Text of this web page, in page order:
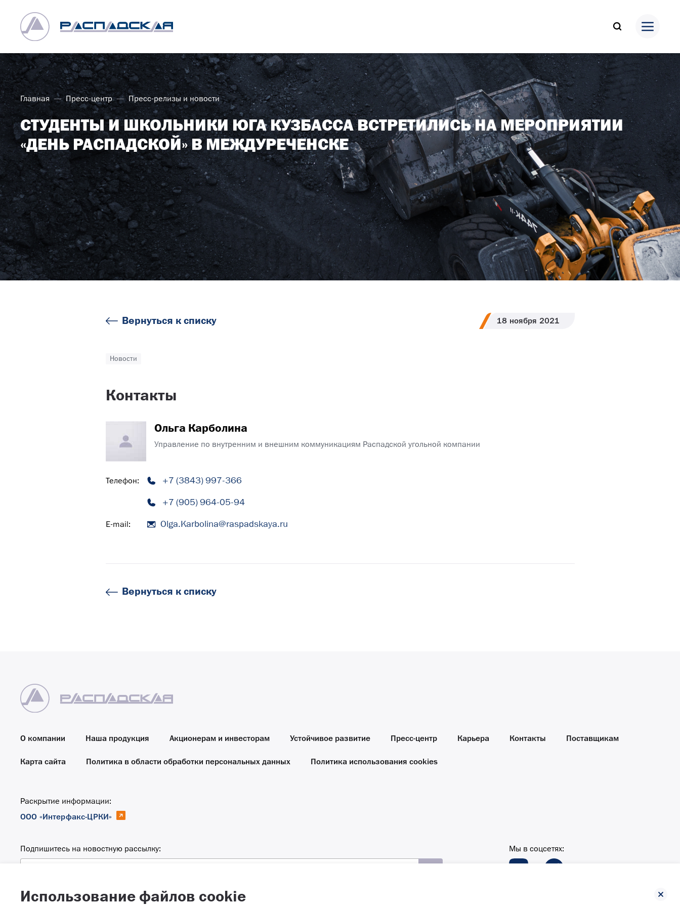
Главная Пресс-центр Пресс-релизы и новости
СТУДЕНТЫ И ШКОЛЬНИКИ ЮГА КУЗБАССА ВСТРЕТИЛИСЬ НА МЕРОПРИЯТИИ
«ДЕНЬ РАСПАДСКОЙ» В МЕЖДУРЕЧЕНСКЕ
Вернуться к списку 18 ноября 2021
Новости
Контакты
Ольга Карболина
Управление по внутренним и внешним коммуникациям Распадской угольной компании
Телефон:
+7 (3843) 997-366
+7 (905) 964-05-94
E-mail: Olga.Karbolina@raspadskaya.ru
Вернуться к списку
О компании Наша продукция Акционерам и инвесторам Устойчивое развитие Пресс-центр Карьера Контакты Поставщикам
Карта сайта Политика в области обработки персональных данных Политика использования cookies
Раскрытие информации:
ООО «Интерфакс-ЦРКИ»
Подпишитесь на новостную рассылку:
Мы в соцсетях:
Использование файлов cookie